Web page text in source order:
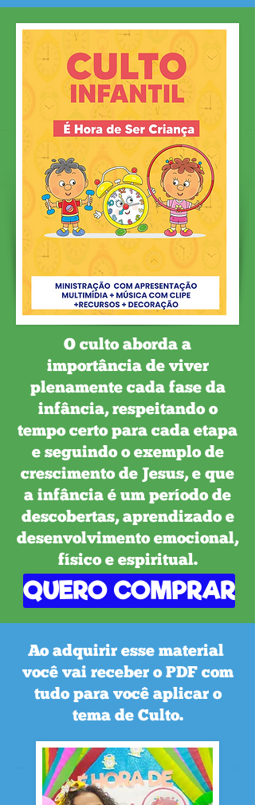
O culto aborda a
importância de viver
plenamente cada fase da
infância, respeitando o
tempo certo para cada etapa
e seguindo o exemplo de
crescimento de Jesus, e que
a infância é um período de
descobertas, aprendizado e
desenvolvimento emocional,
físico e espiritual.
QUERO COMPRAR
Ao adquirir esse material
você vai receber o PDF com
tudo para você aplicar o
tema de Culto.